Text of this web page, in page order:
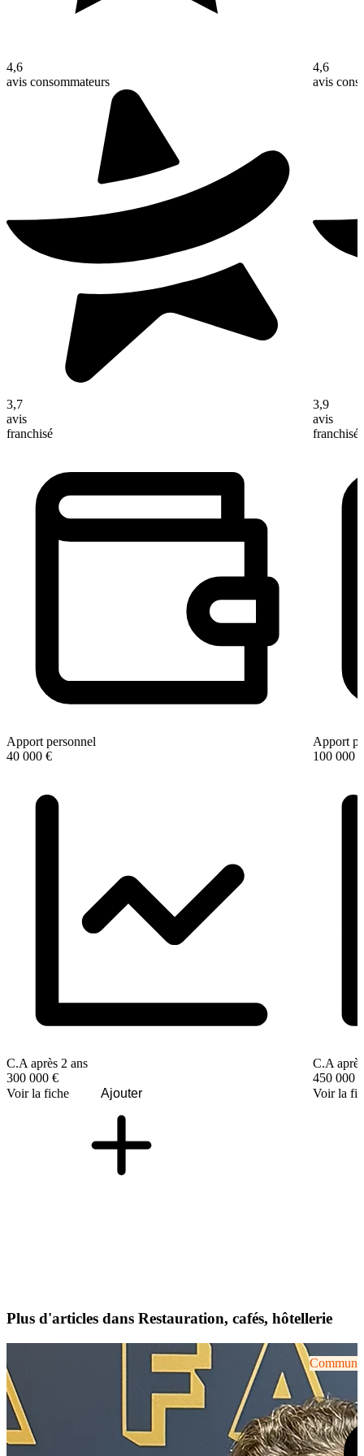
4,6
avis consommateurs
3,7
avis
franchisé
Apport personnel
40 000 €
C.A après 2 ans
300 000 €
Voir la fiche
Ajouter
4,6
avis
3,9
avis
franchisé
Apport
100 000 €
C.A
450 000 €
Voir la
Plus d'articles dans Restauration, cafés, hôtellerie